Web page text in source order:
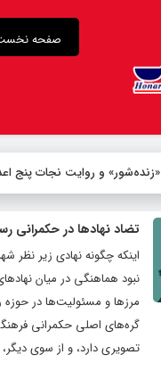
صفحه
«زنده‌شور» و روایت نجات پنج
تضاد نهادها در حکمرانی
اینکه چگونه نهادی زیر نظر
نبود هماهنگی در میان
مرزها و مسئولیت‌ها در
گره‌های اصلی حکمرانی
تصویری دارد، و از سوی